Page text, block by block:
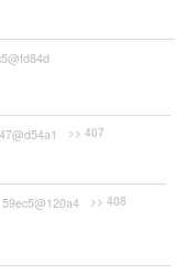
>> 407
59ec5@120a4 >> 408